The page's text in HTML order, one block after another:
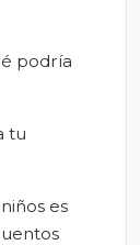
podría
tu
es